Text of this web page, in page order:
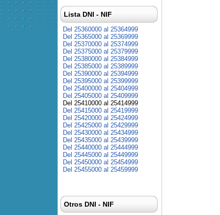
Lista DNI - NIF
Del 25360000 al 25364999
Del 25365000 al 25369999
Del 25370000 al 25374999
Del 25375000 al 25379999
Del 25380000 al 25384999
Del 25385000 al 25389999
Del 25390000 al 25394999
Del 25395000 al 25399999
Del 25400000 al 25404999
Del 25405000 al 25409999
Del 25410000 al 25414999
Del 25415000 al 25419999
Del 25420000 al 25424999
Del 25425000 al 25429999
Del 25430000 al 25434999
Del 25435000 al 25439999
Del 25440000 al 25444999
Del 25445000 al 25449999
Del 25450000 al 25454999
Del 25455000 al 25459999
Otros DNI - NIF